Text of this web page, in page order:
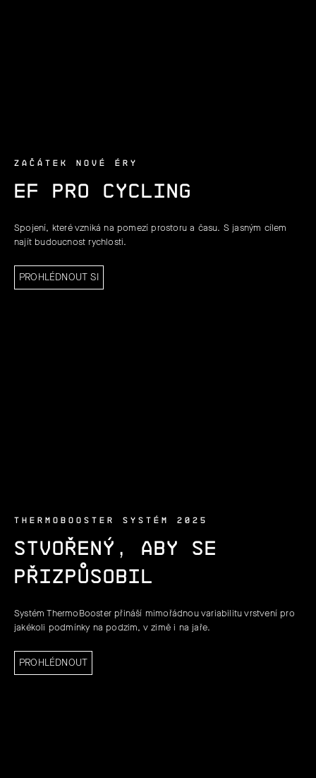
ZAČÁTEK NOVÉ ÉRY
EF PRO CYCLING
Spojení, které vzniká na pomezí prostoru a času. S jasným cílem
najít budoucnost rychlosti.
PROHLÉDNOUT SI
THERMOBOOSTER SYSTÉM 2025
STVOŘENÝ, ABY SE
PŘIZPŮSOBIL
Systém ThermoBooster přináší mimořádnou variabilitu vrstvení pro
jakékoli podmínky na podzim, v zimě i na jaře.
PROHLÉDNOUT